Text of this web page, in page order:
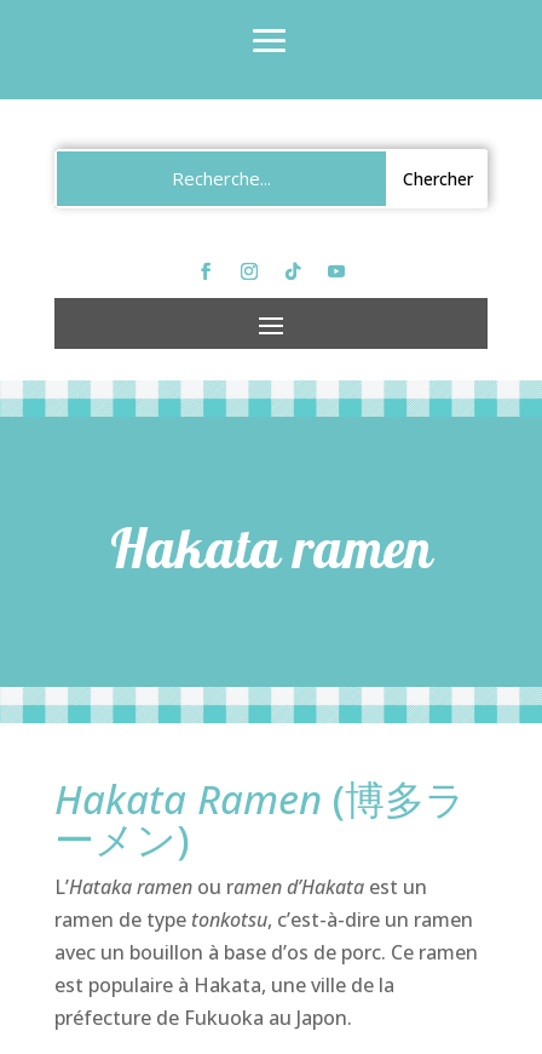
Hakata ramen
Hakata Ramen (博多ラ
ーメン)
L’Hataka ramenou ramen d’Hakataest un
ramen de type tonkotsu, c’est-à-dire un ramen
avec un bouillon à base d’os de porc. Ce ramen
est populaire à Hakata, une ville de la
préfecture de Fukuoka au Japon.